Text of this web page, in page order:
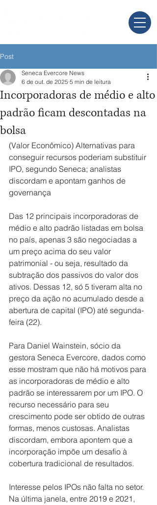
Post
Incorporadoras de médio e alto
padrão ficam descontadas na
bolsa
Seneca Evercore News
6 de out. de 2025 5 min de leitura
(Valor Econômico) Alternativas para
conseguir recursos poderiam substituir
IPO, segundo Seneca; analistas
discordam e apontam ganhos de
governança
Das 12 principais incorporadoras de
médio e alto padrão listadas em bolsa
no país, apenas 3 são negociadas a
um preço acima do seu valor
patrimonial - ou seja, resultado da
subtração dos passivos do valor dos
ativos. Dessas 12, só 5 tiveram alta no
preço da ação no acumulado desde a
abertura de capital (IPO) até segunda-
feira (22).
Para Daniel Wainstein, sócio da
gestora Seneca Evercore, dados como
esse mostram que não há motivos para
as incorporadoras de médio e alto
padrão se interessarem por um IPO. O
recurso necessário para seu
crescimento pode ser obtido de outras
formas, menos custosas. Analistas
discordam, embora apontem que a
incorporação impõe um desafio à
cobertura tradicional de resultados.
Interesse pelos IPOs não falta no setor.
Na última janela, entre 2019 e 2021,